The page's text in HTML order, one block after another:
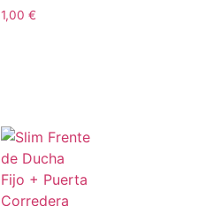
1,00 €